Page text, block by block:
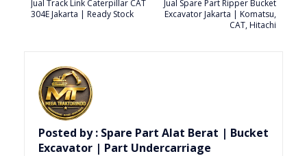
Jual Spare Part Ripper Bucket
Excavator Jakarta | Komatsu,
CAT, Hitachi
Jual Track Link Caterpillar CAT
304E Jakarta | Ready Stock
Posted by : Spare Part Alat Berat | Bucket
Excavator | Part Undercarriage